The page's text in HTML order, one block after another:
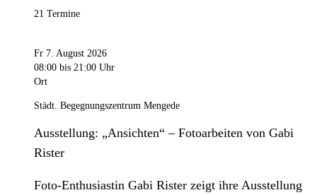
21 Termine
Fr 7. August 2026
08:00 bis 21:00 Uhr
Ort
Städt. Begegnungszentrum Mengede
Ausstellung: „Ansichten“ – Fotoarbeiten von Gabi
Rister
Foto-Enthusiastin Gabi Rister zeigt ihre Ausstellung